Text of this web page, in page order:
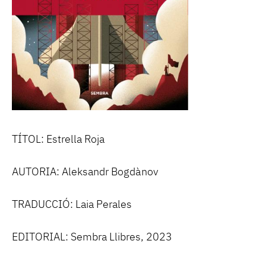
TÍTOL: Estrella Roja
AUTORIA: Aleksandr Bogdànov
TRADUCCIÓ: Laia Perales
EDITORIAL: Sembra Llibres, 2023